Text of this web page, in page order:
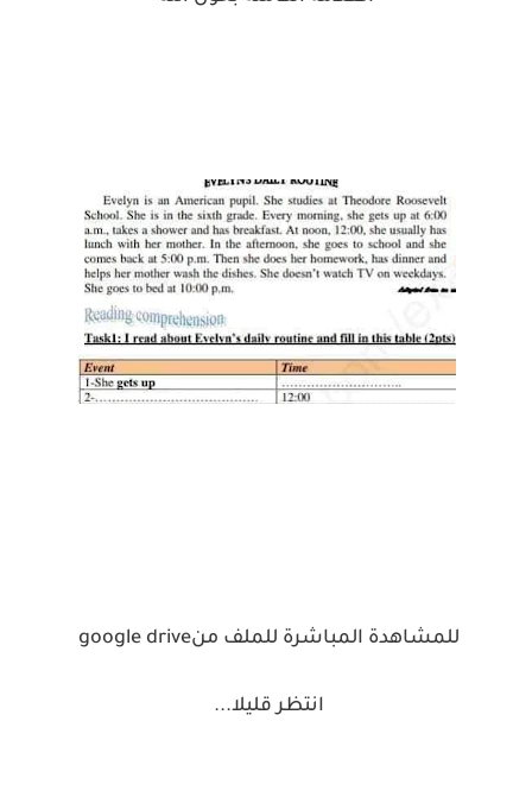
للمشاهدة المباشرة للملف منgoogle drive
انتظر قليلا...